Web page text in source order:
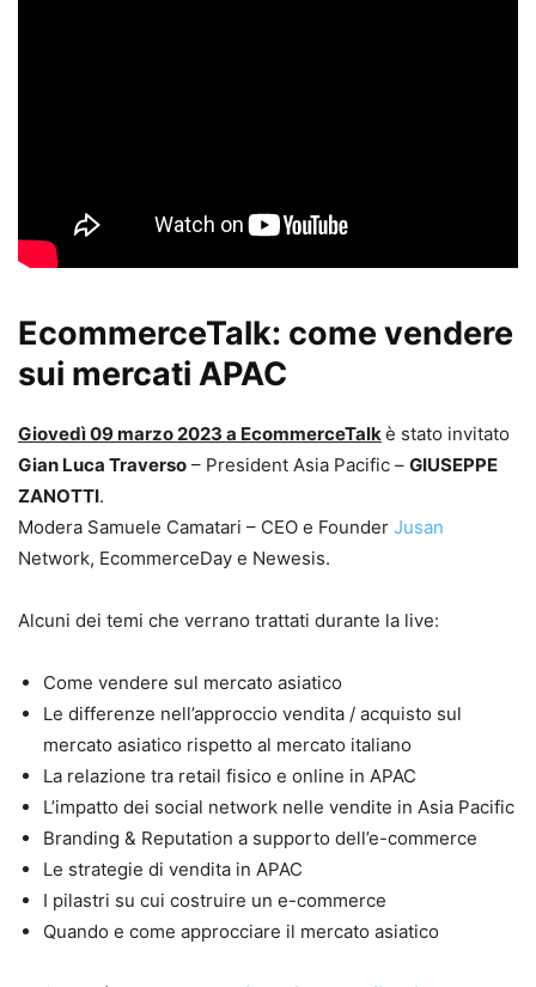
EcommerceTalk: come vendere
sui mercati APAC
Giovedì 09 marzo 2023 a EcommerceTalkè stato invitato
Gian Luca Traverso – President Asia Pacific – GIUSEPPE
ZANOTTI.
Modera Samuele Camatari – CEO e Founder Jusan
Network, EcommerceDay e Newesis.
Alcuni dei temi che verrano trattati durante la live:
Come vendere sul mercato asiatico
Le differenze nell’approccio vendita / acquisto sul
mercato asiatico rispetto al mercato italiano
La relazione tra retail fisico e online in APAC
L’impatto dei social network nelle vendite in Asia Pacific
Branding & Reputation a supporto dell’e-commerce
Le strategie di vendita in APAC
I pilastri su cui costruire un e-commerce
Quando e come approcciare il mercato asiatico